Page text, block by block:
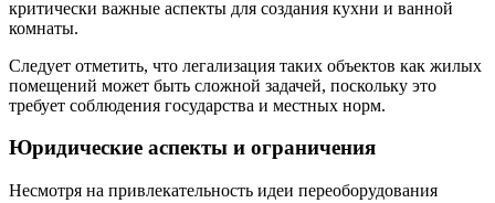
критически важные аспекты для создания кухни и ванной
комнаты.
Следует отметить, что легализация таких объектов как жилых
помещений может быть сложной задачей, поскольку это
требует соблюдения государства и местных норм.
Юридические аспекты и ограничения
Несмотря на привлекательность идеи переоборудования